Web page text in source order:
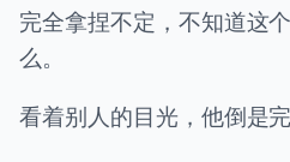
完全拿捏不定，不知道这
么。
看着别人的目光，他倒是完